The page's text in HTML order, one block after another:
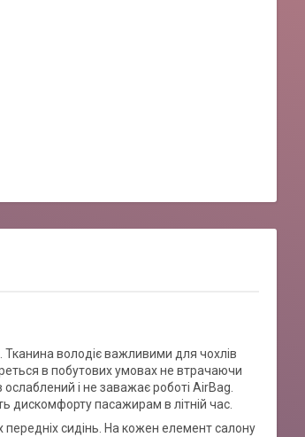
Тканина володіє важливими для чохлів
в побутових умовах не втрачаючи
і не заважає роботі AirBag.
дискомфорту пасажирам в літній час.
передніх сидінь. На кожен елемент салону